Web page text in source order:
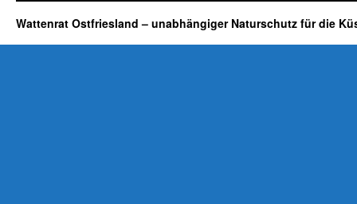
Wattenrat Ostfriesland – unabhängiger Naturschutz für die